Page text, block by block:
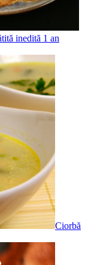
inedită 1 an
Ciorbă